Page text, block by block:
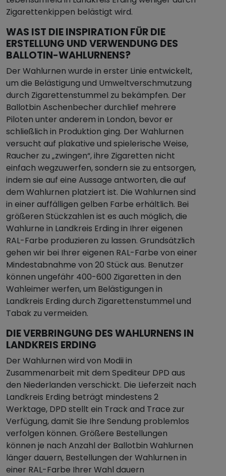
Zigarettenkippen belästigt wird.
WAS IST DIE INSPIRATION FÜR DIE
ERSTELLUNG UND VERWENDUNG DES
BALLOTIN-WAHLURNENS?
Der Wahlurnen wurde in erster Linie entwickelt,
um die Belästigung und Umweltverschmutzung
durch Zigarettenstummel zu bekämpfen. Der
Ballotbin Aschenbecher durchlief mehrere
Piloten unter anderem in London, bevor er
schließlich in Produktion ging. Der Wahlurnen
versucht auf plakative und spielerische Weise,
Raucher zu „zwingen“, ihre Zigaretten nicht
einfach wegzuwerfen, sondern sie zu entsorgen,
indem sie auf eine Aussage antworten, die auf
dem Wahlurnen platziert ist. Die Wahlurnen sind
in einer auffälligen gelben Farbe erhältlich. Bei
größeren Stückzahlen ist es auch möglich, die
Wahlurne in Landkreis Erding in Ihrer eigenen
RAL-Farbe produzieren zu lassen. Grundsätzlich
gehen wir bei Ihrer eigenen RAL-Farbe von einer
Mindestabnahme von 20 Stück aus. Benutzer
können ungefähr 400-600 Zigaretten in den
Wahleimer werfen, um Belästigungen in
Landkreis Erding durch Zigarettenstummel und
Tabak zu vermeiden.
DIE VERBRINGUNG DES WAHLURNENS IN
LANDKREIS ERDING
Der Wahlurnen wird von Modii in
Zusammenarbeit mit dem Spediteur DPD aus
den Niederlanden verschickt. Die Lieferzeit nach
Landkreis Erding beträgt mindestens 2
Werktage, DPD stellt ein Track and Trace zur
Verfügung, damit Sie Ihre Sendung problemlos
verfolgen können. Größere Bestellungen
können je nach Anzahl der Ballotbin Wahlurnen
länger dauern, Bestellungen der Wahlurnen in
einer RAL-Farbe Ihrer Wahl dauern